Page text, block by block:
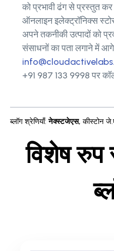
को प्रभावी ढंग से प्रस्तुत
ऑनलाइन इलेक्ट्रॉनिक्स
अपने तकनीकी उत्पादों को
संसाधनों का पता लगाने में
+91 987 133 9998 पर
ब्लॉग श्रेणियाँ: नेक्स्टजेएस, कीस्टोन
विशेष रुप